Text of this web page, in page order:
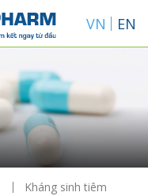
VN EN
Kháng sinh tiêm